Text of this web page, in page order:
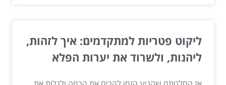
ליקוט פטריות למתקדמים: איך לזהות,
ליהנות, ולשרוד את יערות הפלא